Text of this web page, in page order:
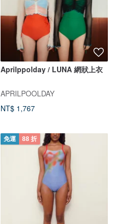
Aprilppolday / LUNA 網狀上衣
APRILPOOLDAY
NT$ 1,767
免運 88 折